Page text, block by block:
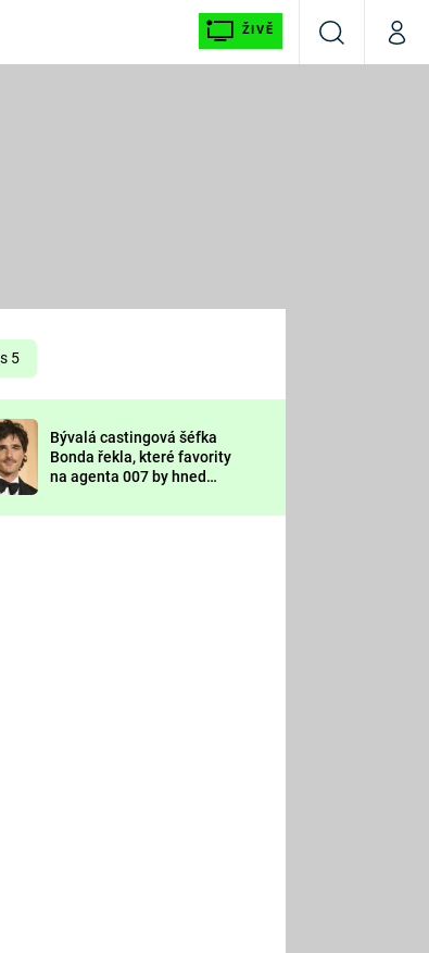
ŽIVĚ
VyhledáváníMůj
Prima LAJK
Sledujte nás
5
Bývalá castingová šéfka
Bonda řekla, které favority
na agenta 007 by hned